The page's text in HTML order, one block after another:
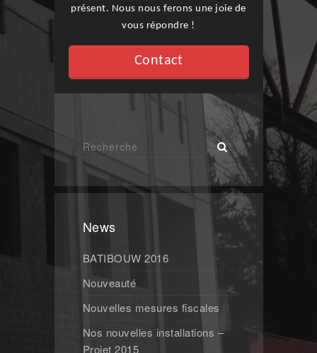
présent. Nous nous ferons une joie de
vous répondre !
Contact
News
BATIBOUW 2016
Nouveauté
Nouvelles mesures fiscales
Nos nouvelles installations –
Projet 2015